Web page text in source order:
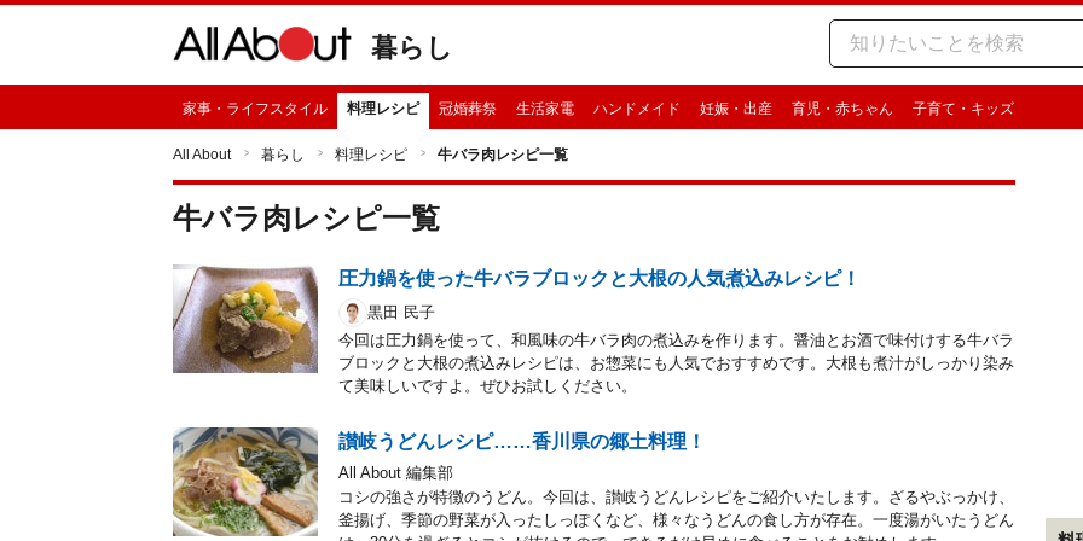
暮らし
家事・ライフスタイル 料理レシピ 冠婚葬祭 生活家電 ハンドメイド 妊娠・出産 育児・赤ちゃん 子育て・キッズ
All About 暮らし 料理レシピ 牛バラ肉レシピ一覧
牛バラ肉レシピ一覧
圧力鍋を使った牛バラブロックと大根の人気煮込みレシピ！
黒田 民子
今回は圧力鍋を使って、和風味の牛バラ肉の煮込みを作ります。醤油とお酒で味付けする牛バラ
ブロックと大根の煮込みレシピは、お惣菜にも人気でおすすめです。大根も煮汁がしっかり染み
て美味しいですよ。ぜひお試しください。
讃岐うどんレシピ……香川県の郷土料理！
All About 編集部
コシの強さが特徴のうどん。今回は、讃岐うどんレシピをご紹介いたします。ざるやぶっかけ、
釜揚げ、季節の野菜が入ったしっぽくなど、様々なうどんの食し方が存在。一度湯がいたうどん